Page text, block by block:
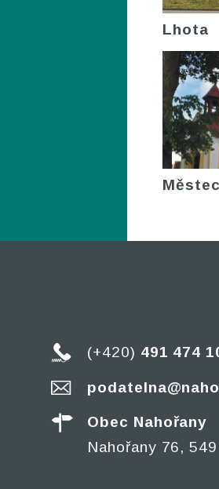
Lhota
Městec
(+420) 491 474
Obec Nahořany
Nahořany 76,